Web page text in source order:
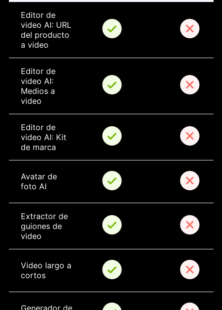
Editor de
video AI: URL
del producto
a video
Editor de
video AI:
Medios a
video
Editor de
video AI: Kit
de marca
Avatar de
foto AI
Extractor de
guiones de
video
Video largo a
cortos